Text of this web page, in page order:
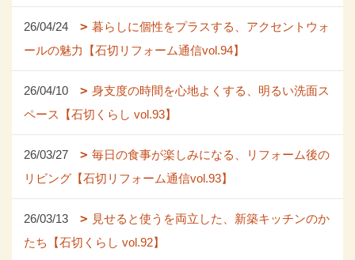
26/04/24
暮らしに個性をプラスする、アクセントウォ
ールの魅力【石切リフォーム通信vol.94】
26/04/10
身支度の時間を心地よくする、明るい洗面ス
ペース【石切くらし vol.93】
26/03/27
毎日の食事が楽しみになる、リフォーム後の
リビング【石切リフォーム通信vol.93】
26/03/13
見せると使うを両立した、新築キッチンのか
たち【石切くらし vol.92】